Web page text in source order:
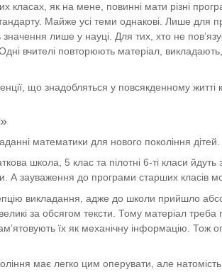
класах, як на мене, повинні мати різні
Майже усі теми однакові. Лише для
лише у науці. Для тих, хто не
вчителі повторюють матеріал,
що знадобляться у повсякденному житті
математики для нового покоління дітей.
школа, 5 клас та пілотні 6-ті класи
А зауваження до програми старших класів
викладання, адже до школи прийшло
за обсягом тексти. Тому матеріал треба
їх як механічну інформацію. Тож
має легко цим оперувати, але